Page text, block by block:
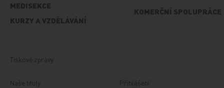
MEDISEKCE
KURZY A VZDĚLÁVÁNÍ
KOMERČNÍ SPOLUPRÁCE
Tiskové zprávy
Naše tituly
Přihlášení